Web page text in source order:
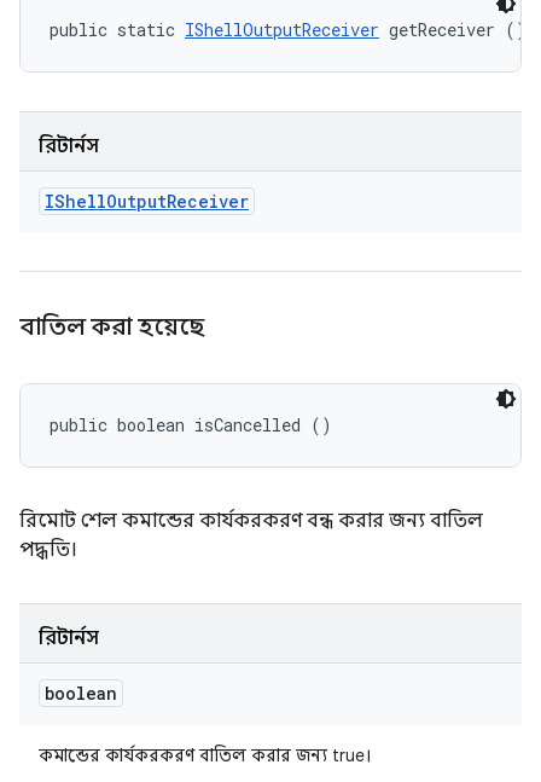
public static IShellOutputReceiver getReceiver ()
রিটার্নস
IShellOutputReceiver
বাতিল করা হয়েছে
public boolean isCancelled ()
রিমোট শেল কমান্ডের কার্যকরকরণ বন্ধ করার জন্য বাতিল
পদ্ধতি।
রিটার্নস
boolean
কমান্ডের কার্যকরকরণ বাতিল করার জন্য true।